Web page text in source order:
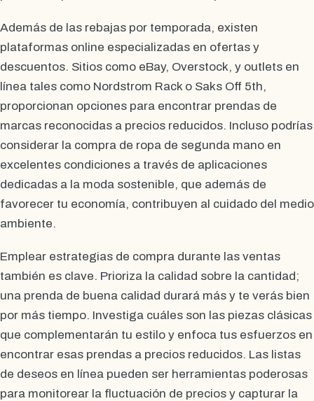
Además de las rebajas por temporada, existen
plataformas online especializadas en ofertas y
descuentos. Sitios como eBay, Overstock, y outlets en
línea tales como Nordstrom Rack o Saks Off 5th,
proporcionan opciones para encontrar prendas de
marcas reconocidas a precios reducidos. Incluso podrías
considerar la compra de ropa de segunda mano en
excelentes condiciones a través de aplicaciones
dedicadas a la moda sostenible, que además de
favorecer tu economía, contribuyen al cuidado del medio
ambiente.
Emplear estrategias de compra durante las ventas
también es clave. Prioriza la calidad sobre la cantidad;
una prenda de buena calidad durará más y te verás bien
por más tiempo. Investiga cuáles son las piezas clásicas
que complementarán tu estilo y enfoca tus esfuerzos en
encontrar esas prendas a precios reducidos. Las listas
de deseos en línea pueden ser herramientas poderosas
para monitorear la fluctuación de precios y capturar la